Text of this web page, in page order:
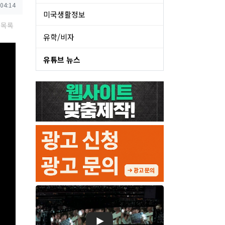
목록
미국생활정보
유학/비자
유튜브 뉴스